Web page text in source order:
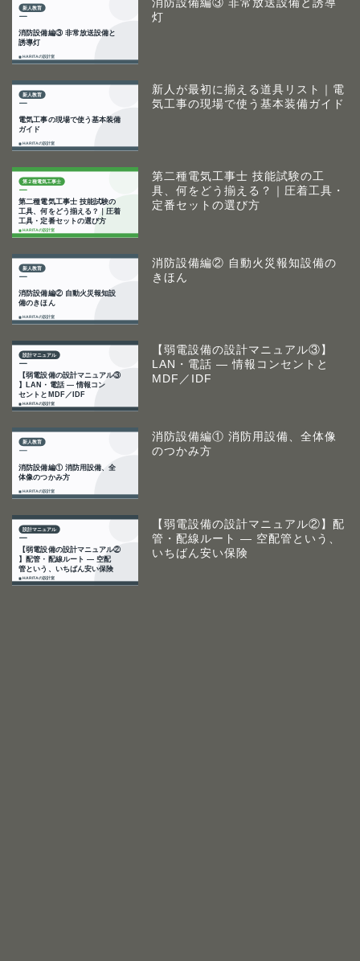
消防設備編③ 非常放送設備と誘導
灯
新人が最初に揃える道具リスト｜電
気工事の現場で使う基本装備ガイド
第二種電気工事士 技能試験の工
具、何をどう揃える？｜圧着工具・
定番セットの選び方
消防設備編② 自動火災報知設備の
きほん
【弱電設備の設計マニュアル③】
LAN・電話 ― 情報コンセントと
MDF／IDF
消防設備編① 消防用設備、全体像
のつかみ方
【弱電設備の設計マニュアル②】配
管・配線ルート ― 空配管という、
いちばん安い保険